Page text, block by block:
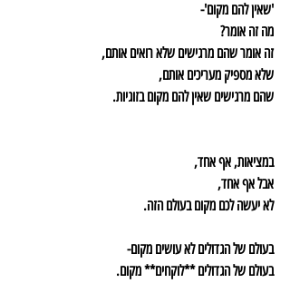
'שאין להם מקום'-
מה זה אומר?
זה אומר שהם מרגישים שלא רואים אותם,
שלא מספיק מעריכים אותם,
שהם מרגישים שאין להם מקום בזוגיות.
במציאות, אף אחד,
אבל אף אחד,
לא יעשה לכם מקום בעולם הזה.
בעולם של הגדולים לא עושים מקום-
בעולם של הגדולים **לוקחים** מקום.